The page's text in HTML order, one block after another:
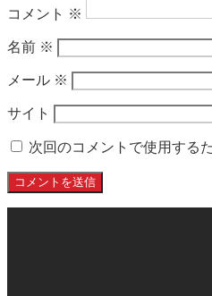
コメント ※
名前 ※
メール ※
サイト
次回のコメントで使用する